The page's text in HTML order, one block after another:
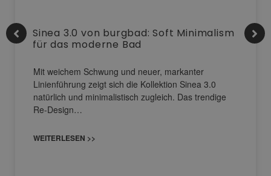
Sinea 3.0 von burgbad: Soft Minimalism
für das moderne Bad
Mit weichem Schwung und neuer, markanter
Linienführung zeigt sich die Kollektion Sinea 3.0
natürlich und minimalistisch zugleich. Das trendige
Re-Design…
WEITERLESEN >>